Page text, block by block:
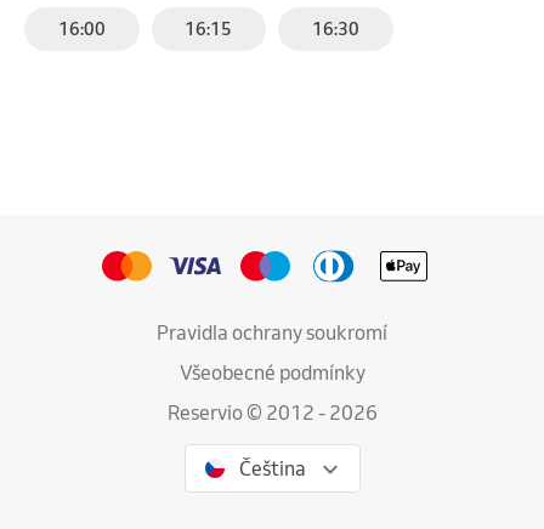
16:00 16:15 16:30
Pravidla ochrany soukromí
Všeobecné podmínky
Reservio © 2012 - 2026
Čeština